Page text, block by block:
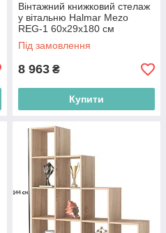
Вінтажний книжковий стелаж
у вітальню Halmar Mezo
REG-1 60х29х180 см
різнокольоровий на чорних
ніжках
Під замовлення
8 963 ₴
Купити